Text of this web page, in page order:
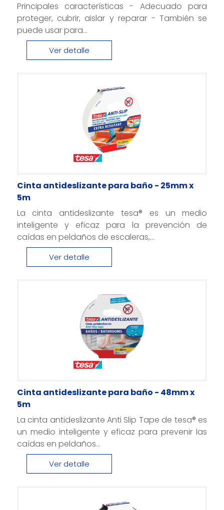
Principales características - Adecuado para
proteger, cubrir, aislar y reparar - También se
puede usar para...
Ver detalle
Cinta antideslizante para baño - 25mm x
5m
La cinta antideslizante tesa® es un medio
inteligente y eficaz para la prevención de
caídas en peldaños de escaleras,...
Ver detalle
Cinta antideslizante para baño - 48mm x
5m
La cinta antideslizante Anti Slip Tape de tesa® es
un medio inteligente y eficaz para prevenir las
caídas en peldaños...
Ver detalle